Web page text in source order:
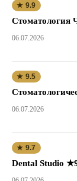
★ 9.9
Стоматология
06.07.2026
★ 9.5
06.07.2026
★ 9.7
Dental Studio